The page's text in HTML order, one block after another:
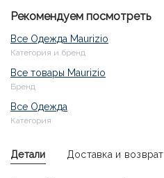
Рекомендуем посмотреть
Все Одежда Maurizio
Категория и бренд
Все товары Maurizio
Бренд
Все Одежда
Категория
Детали Доставка и возврат